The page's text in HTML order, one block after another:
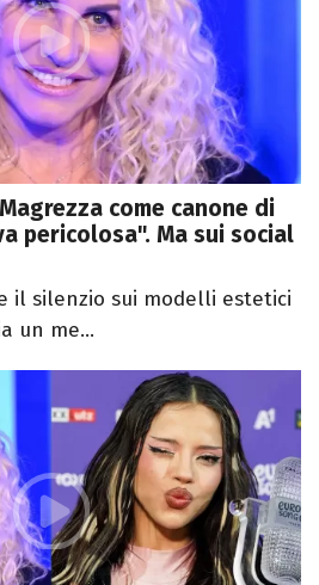
come canone di
pericolosa". Ma sui social
il silenzio sui modelli estetici
un me...